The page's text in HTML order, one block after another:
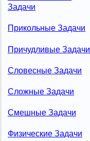
Задачи
Прикольные Задачи
Причудливые Задачи
Словесные Задачи
Сложные Задачи
Смешные Задачи
Физические Задачи